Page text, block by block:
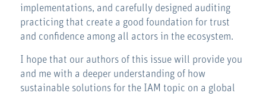
implementations, and carefully designed auditing
practicing that create a good foundation for trust
and confidence among all actors in the ecosystem.
I hope that our authors of this issue will provide you
and me with a deeper understanding of how
sustainable solutions for the IAM topic on a global